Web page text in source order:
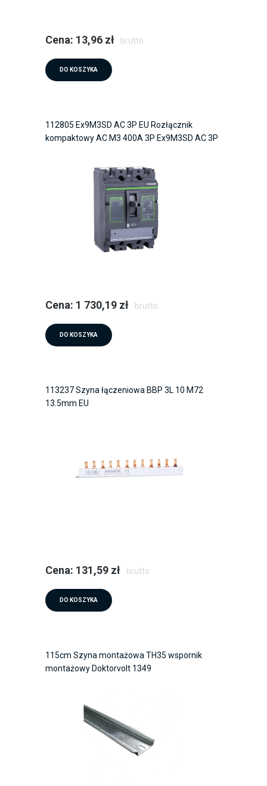
Cena: 13,96 zł brutto
DO KOSZYKA
112805 Ex9M3SD AC 3P EU Rozłącznik
kompaktowy AC M3 400A 3P Ex9M3SD AC 3P
Cena: 1 730,19 zł brutto
DO KOSZYKA
113237 Szyna łączeniowa BBP 3L 10 M72
13.5mm EU
Cena: 131,59 zł brutto
DO KOSZYKA
115cm Szyna montażowa TH35 wspornik
montażowy Doktorvolt 1349